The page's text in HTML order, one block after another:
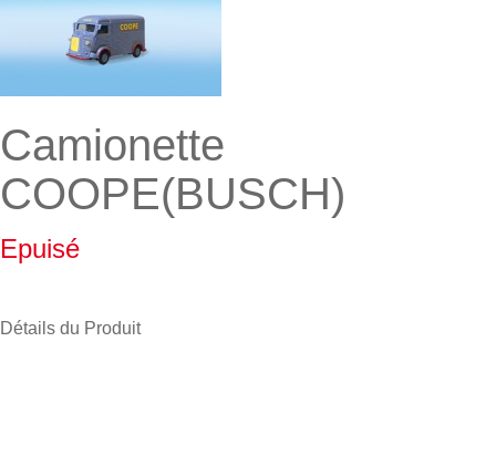
Camionette
COOPE(BUSCH)
Epuisé
Détails du Produit